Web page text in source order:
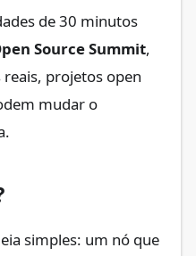
de 30 minutos
Source Summit,
projetos open
mudar o
simples: um nó que